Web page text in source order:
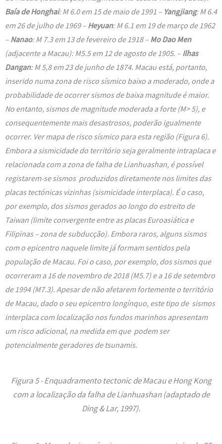
Baía de Honghai: M 6.0 em 15 de maio de 1991 – Yangjiang: M 6.4
em 26 de julho de 1969 – Heyuan: M 6.1 em 19 de março de 1962
– Nanao: M 7.3 em 13 de fevereiro de 1918 – Mo Dao Men
(adjacente a Macau): M5.5 em 12 de agosto de 1905. – Ilhas
Dangan: M 5,8 em 23 de junho de 1874. Macau está, portanto,
inserido numa zona de risco sísmico baixo a moderado, onde a
probabilidade de ocorrer sismos de baixa magnitude é maior.
No entanto, sismos de magnitude moderada a forte (M> 5), e
consequentemente mais desastrosos, poderão igualmente
ocorrer. Ver mapa de risco sísmico para esta região (Figura 6).
Embora a sismicidade do território seja geralmente intraplaca e
relacionada com a zona de falha de Lianhuashan, é possível
registarem-se sismos produzidos diretamente nos limites das
placas tectónicas vizinhas (sismicidade interplaca). É o caso,
por exemplo, dos sismos gerados ao longo do estreito de
Taiwan (limite convergente entre as placas Euroasiática e
Filipinas – zona de subducção). Embora raros, alguns sismos
com o epicentro naquele limite já formam sentidos pela
população de Macau. Foi o caso, por exemplo, dos sismos que
ocorreram a 16 de novembro de 2018 (M5.7) e a 16 de setembro
de 1994 (M7.3). Apesar de não afetarem fortemente o território
de Macau, dado o seu epicentro longínquo, este tipo de sismos
interplaca com localização nos fundos marinhos apresentam
um risco adicional, na medida em que podem ser
potencialmente geradores de tsunamis.
Figura 5 - Enquadramento tectonic de Macau e Hong Kong
com a localização da falha de Lianhuashan (adaptado de
Ding & Lar, 1997).